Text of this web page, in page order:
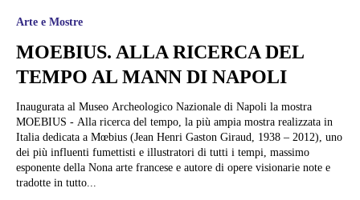
Arte e Mostre
MOEBIUS. ALLA RICERCA DEL
TEMPO AL MANN DI NAPOLI
Inaugurata al Museo Archeologico Nazionale di Napoli la mostra
MOEBIUS - Alla ricerca del tempo, la più ampia mostra realizzata in
Italia dedicata a Mœbius (Jean Henri Gaston Giraud, 1938 – 2012), uno
dei più influenti fumettisti e illustratori di tutti i tempi, massimo
esponente della Nona arte francese e autore di opere visionarie note e
tradotte in tutto...